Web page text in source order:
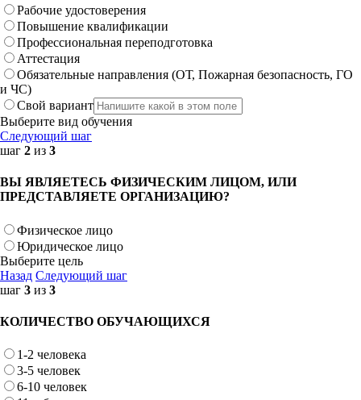
Рабочие удостоверения
Повышение квалификации
Профессиональная переподготовка
Аттестация
Обязательные направления (ОТ, Пожарная безопасность, ГО
и ЧС)
Свой вариант
Выберите вид обучения
Следующий шаг
шаг 2 из 3
ВЫ ЯВЛЯЕТЕСЬ ФИЗИЧЕСКИМ ЛИЦОМ, ИЛИ
ПРЕДСТАВЛЯЕТЕ ОРГАНИЗАЦИЮ?
Физическое лицо
Юридическое лицо
Выберите цель
Назад Следующий шаг
шаг 3 из 3
КОЛИЧЕСТВО ОБУЧАЮЩИХСЯ
1-2 человека
3-5 человек
6-10 человек